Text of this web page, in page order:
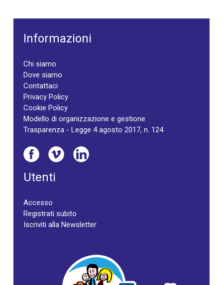
Informazioni
Chi siamo
Dove siamo
Contattaci
Privacy Policy
Cookie Policy
Modello di organizzazione e gestione
Trasparenza - Legge 4 agosto 2017, n. 124
Utenti
Accesso
Registrati subito
Iscriviti alla Newsletter